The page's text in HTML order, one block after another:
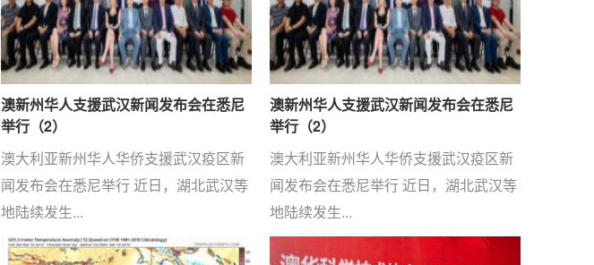
澳新州华人支援武汉新闻发布会在悉尼
举行（2）
澳大利亚新州华人华侨支援武汉疫区新
闻发布会在悉尼举行 近日，湖北武汉等
地陆续发生...
澳新州华人支援武汉新闻发布会在悉尼
举行（2）
澳大利亚新州华人华侨支援武汉疫区新
闻发布会在悉尼举行 近日，湖北武汉等
地陆续发生...